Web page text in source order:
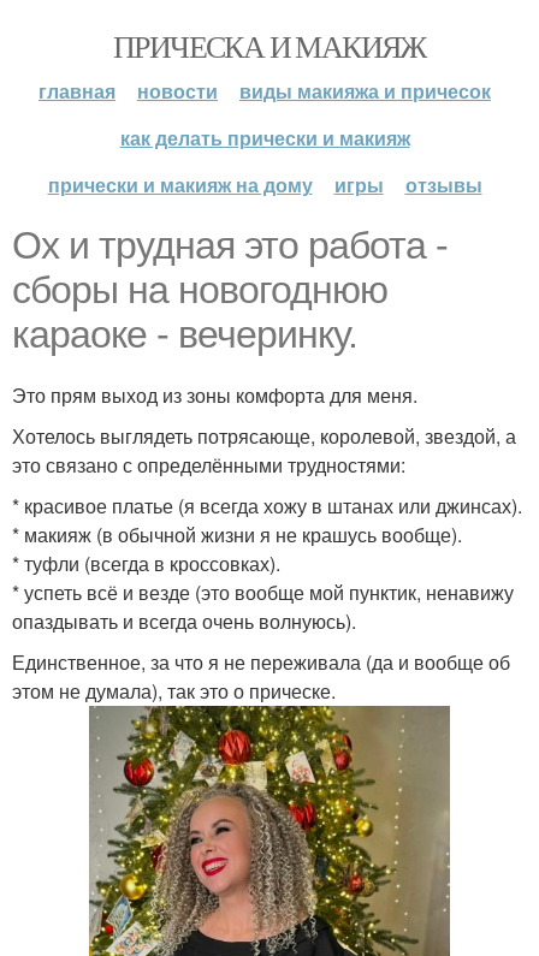
ПРИЧЕСКА И МАКИЯЖ
главная новости
виды макияжа и причесок
как делать прически и макияж
прически и макияж на дому
игры отзывы
Ох и трудная это работа -
сборы на новогоднюю
караоке - вечеринку.
Это прям выход из зоны комфорта для меня.
Хотелось выглядеть потрясающе, королевой, звездой, а
это связано с определёнными трудностями:
* красивое платье (я всегда хожу в штанах или джинсах).
* макияж (в обычной жизни я не крашусь вообще).
* туфли (всегда в кроссовках).
* успеть всё и везде (это вообще мой пунктик, ненавижу
опаздывать и всегда очень волнуюсь).
Единственное, за что я не переживала (да и вообще об
этом не думала), так это о прическе.